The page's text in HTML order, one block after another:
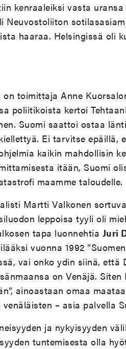
kenraaleiksi vasta
Neuvostoliiton
haaraa. Helsingissä oli
toimittaja Anne
poliitikoista kertoi
Suomi saattoi ostaa
Ei tarvitse epäillä,
kaikin mahdollisin
itään, Suomi
maamme taloudelle.
Martti Valkonen
leppoisa tyyli oli
tapa luonnehtia Juri
vuonna 1992
vai onko ydin siinä, että
on Venäjä. Siten
ainoastaan omaa
– asia palvella
ja nykyisyyden
tuntemisesta olla